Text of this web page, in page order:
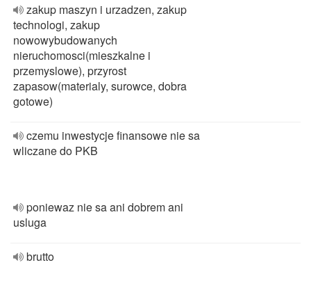
zakup maszyn i urzadzen, zakup
technologi, zakup
nowowybudowanych
nieruchomosci(mieszkalne i
przemyslowe), przyrost
zapasow(materialy, surowce, dobra
gotowe)
czemu inwestycje finansowe nie sa
wliczane do PKB
poniewaz nie sa ani dobrem ani
usluga
brutto